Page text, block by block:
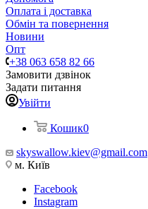
Оплата і доставка
Обмін та повернення
Новини
Опт
+38 063 658 82 66
Замовити дзвінок
Задати питання
Увійти
Кошик0
skyswallow.kiev@gmail.com
м. Київ
Facebook
Instagram